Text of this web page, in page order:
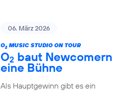
06. März 2026
O2MUSIC STUDIO ON TOUR
O2 baut Newcomern
eine Bühne
Als Hauptgewinn gibt es ein